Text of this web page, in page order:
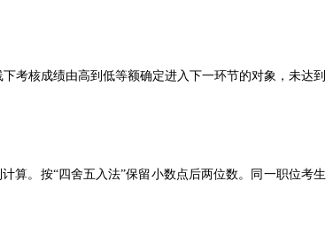
考核成绩由高到低等额确定进入下一环节的对象，未达到
算。按“四舍五入法”保留小数点后两位数。同一职位考生